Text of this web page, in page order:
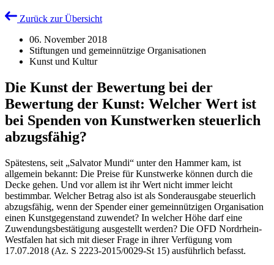
Zurück zur Übersicht
06. November 2018
Stiftungen und gemeinnützige Organisationen
Kunst und Kultur
Die Kunst der Bewertung bei der
Bewertung der Kunst: Welcher Wert ist
bei Spenden von Kunstwerken steuerlich
abzugsfähig?
Spätestens, seit „Salvator Mundi“ unter den Hammer kam, ist
allgemein bekannt: Die Preise für Kunstwerke können durch die
Decke gehen. Und vor allem ist ihr Wert nicht immer leicht
bestimmbar. Welcher Betrag also ist als Sonderausgabe steuerlich
abzugsfähig, wenn der Spender einer gemeinnützigen Organisation
einen Kunstgegenstand zuwendet? In welcher Höhe darf eine
Zuwendungsbestätigung ausgestellt werden? Die OFD Nordrhein-
Westfalen hat sich mit dieser Frage in ihrer Verfügung vom
17.07.2018 (Az. S 2223-2015/0029-St 15) ausführlich befasst.